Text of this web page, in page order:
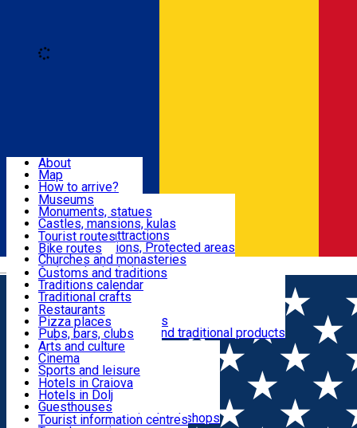
Română
Attractions
Routes
Customs, Traditions
Food & Drinks
Leisure & Fun
Accommodation
Useful
About
Map
How to arrive?
Recommendations
Tourist attractions
News
Museums
Monuments, statues
Castles, mansions, kulas
Architectural attractions
Natural attractions, Protected areas
Churches and monasteries
Archaeological sites
Parks and gardens
Tourist routes
Bike routes
Customs and traditions
Traditions calendar
Traditional crafts
Traditional cuisine
Wineries and vineyards
Local manufacturers and traditional products
Restaurants
Pizza places
Pubs, bars, clubs
Cafes and teahouses
Sweets and ice cream
Fast-food
Arts and culture
Cinema
Sports and leisure
Horse riding
Swimming pools
Zoo
Shopping, souvenirs, bookshops
Hotels in Craiova
Hotels in Dolj
Guesthouses
Villas
Tourist information centres